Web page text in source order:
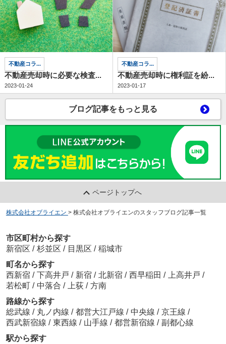
不動産コラ...
不動産売却時に必要な検査...
2023-01-24
不動産コラ...
不動産売却時に権利証を紛...
2023-01-17
ブログ記事をもっと見る
ページトップへ
株式会社オブライエン > 株式会社オブライエンのスタッフブログ記事一覧
市区町村から探す
新宿区 / 杉並区 / 目黒区 / 稲城市
町名から探す
西新宿 / 下高井戸 / 新宿 / 北新宿 / 西早稲田 / 上高井戸 /
若松町 / 中落合 / 上荻 / 方南
路線から探す
総武線 / 丸ノ内線 / 都営大江戸線 / 中央線 / 京王線 /
西武新宿線 / 東西線 / 山手線 / 都営新宿線 / 副都心線
駅から探す